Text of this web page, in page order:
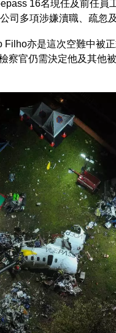
16名現任及前任員
司多項涉嫌瀆職、疏忽
亦是這次空難中被
察官仍需決定他及其他